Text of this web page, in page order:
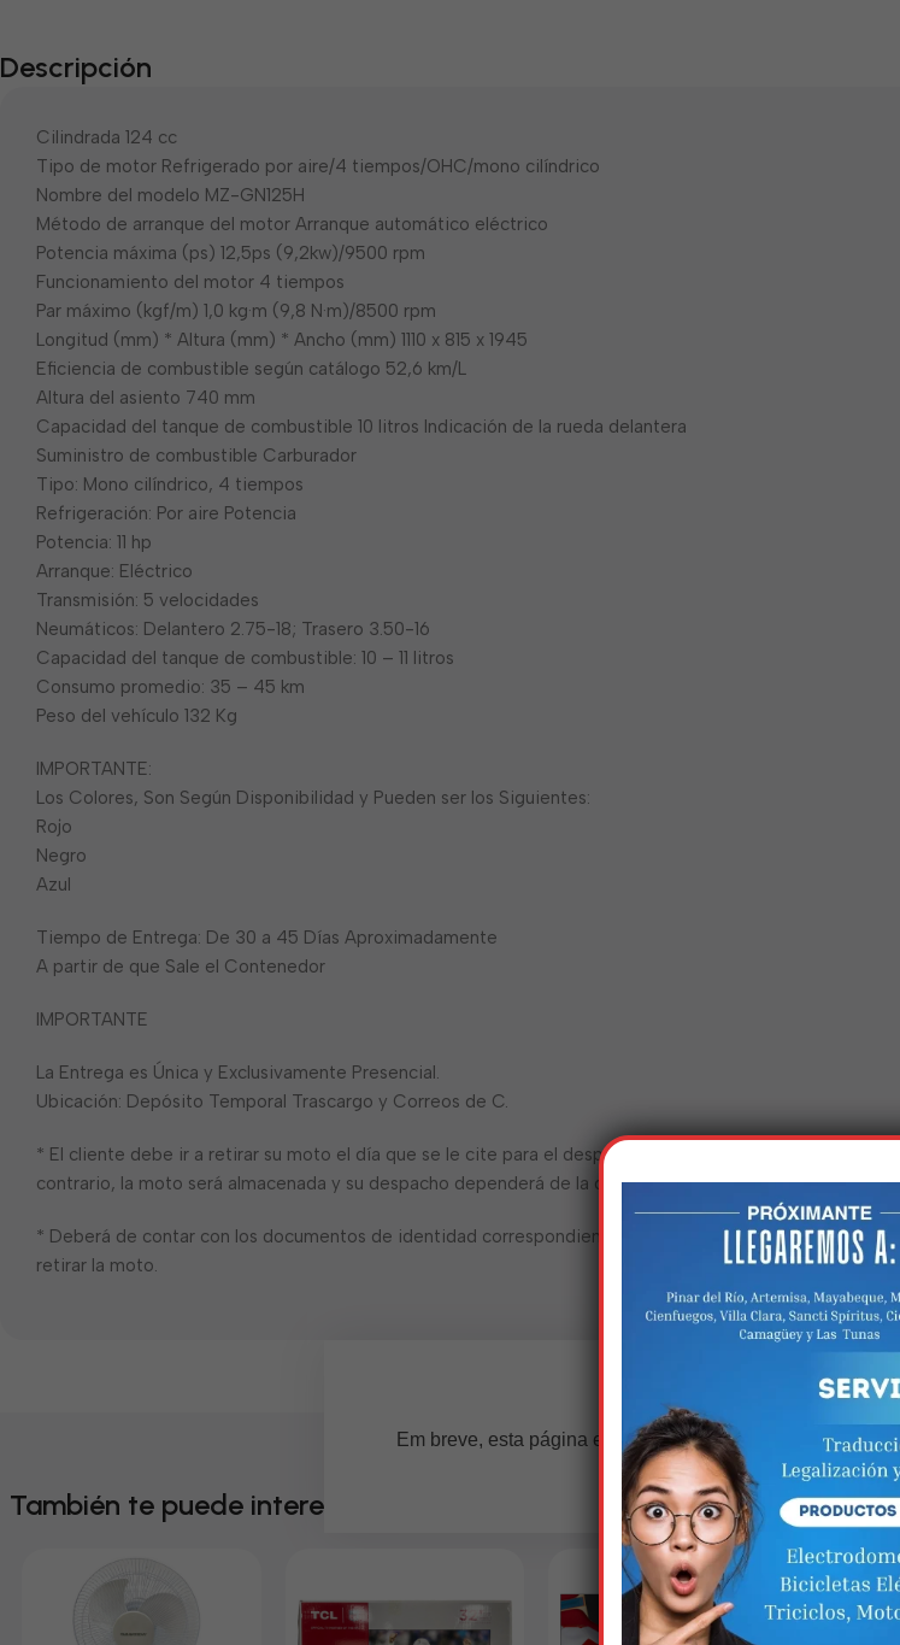
Descripción
Cilindrada 124 cc
Tipo de motor Refrigerado por aire/4 tiempos/OHC/mono cilíndrico
Nombre del modelo MZ-GN125H
Método de arranque del motor Arranque automático eléctrico
Potencia máxima (ps) 12,5ps (9,2kw)/9500 rpm
Funcionamiento del motor 4 tiempos
Par máximo (kgf/m) 1,0 kg·m (9,8 N·m)/8500 rpm
Longitud (mm) * Altura (mm) * Ancho (mm) 1110 x 815 x 1945
Eficiencia de combustible según catálogo 52,6 km/L
Altura del asiento 740 mm
Capacidad del tanque de combustible 10 litros Indicación de la rueda delantera
Suministro de combustible Carburador
Tipo: Mono cilíndrico, 4 tiempos
Refrigeración: Por aire Potencia
Potencia: 11 hp
Arranque: Eléctrico
Transmisión: 5 velocidades
Neumáticos: Delantero 2.75-18; Trasero 3.50-16
Capacidad del tanque de combustible: 10 – 11 litros
Consumo promedio: 35 – 45 km
Peso del vehículo 132 Kg
IMPORTANTE:
Los Colores, Son Según Disponibilidad y Pueden ser los Siguientes:
Rojo
Negro
Azul
Tiempo de Entrega: De 30 a 45 Días Aproximadamente
A partir de que Sale el Contenedor
IMPORTANTE
La Entrega es Única y Exclusivamente Presencial.
Ubicación: Depósito Temporal Trascargo y Correos de C.
* El cliente debe ir a retirar su moto el día que se le cite para el despacho o dentro de 72 horas. De lo
contrario, la moto será almacenada y su despacho dependerá de la disponibilidad de la aduana.
* Deberá de contar con los documentos de identidad correspondientes y vigentes al momento de ir a
retirar la moto.
También te puede interesar
Estamos
Em breve, esta página estará disponível com novidades
compreensão.